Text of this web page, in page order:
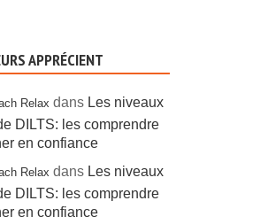
APPRÉCIENT
Relax dans Les niveaux
DILTS: les comprendre
en confiance
Relax dans Les niveaux
DILTS: les comprendre
en confiance